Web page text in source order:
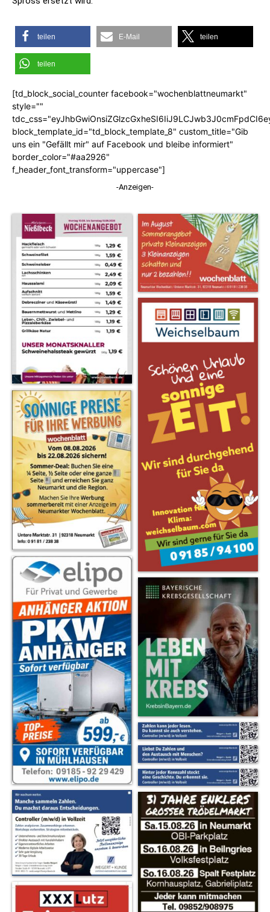
teilen E-Mail teilen
teilen
[td_block_social_counter facebook="wochenblattneumarkt"
style=""
block_template_id="td_block_template_8" custom_title="Gib
uns ein "Gefällt mir" auf Facebook und bleibe informiert"
border_color="#aa2926"
f_header_font_transform="uppercase"]
-Anzeigen-